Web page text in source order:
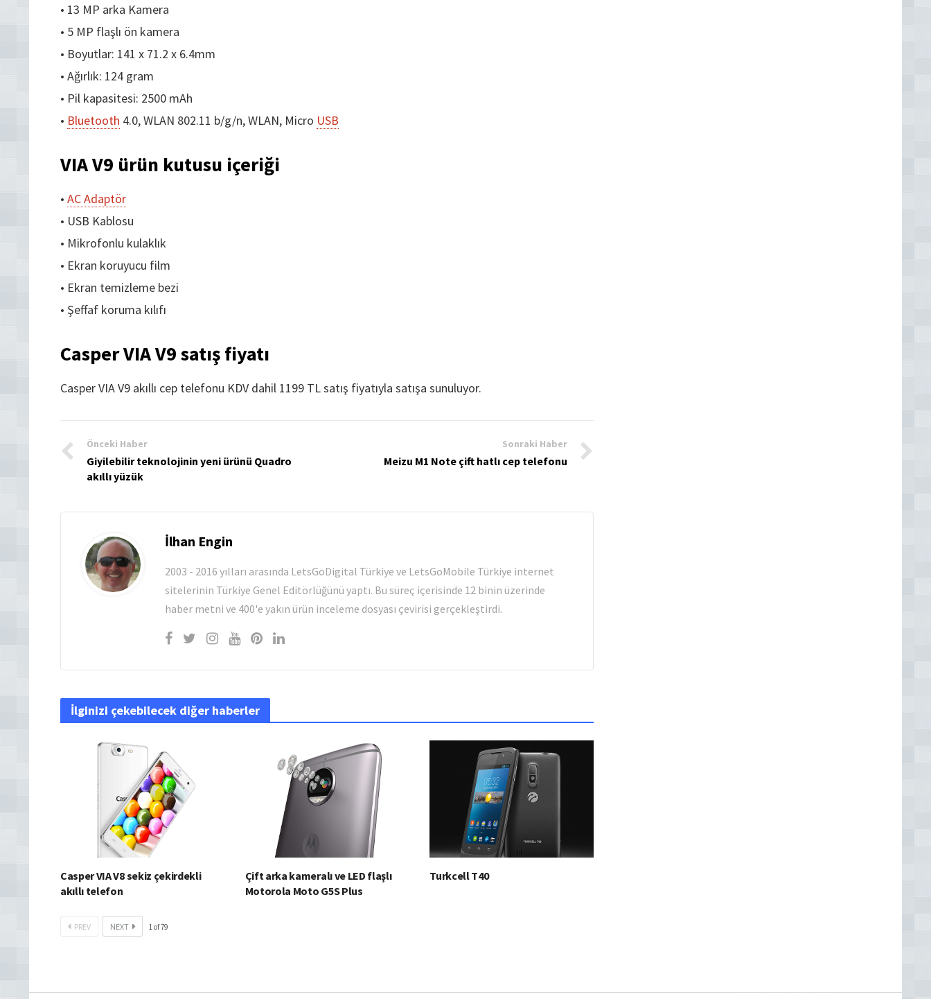
• 13 MP arka Kamera
• 5 MP flaşlı ön kamera
• Boyutlar: 141 x 71.2 x 6.4mm
• Ağırlık: 124 gram
• Pil kapasitesi: 2500 mAh
• Bluetooth 4.0, WLAN 802.11 b/g/n, WLAN, Micro USB
VIA V9 ürün kutusu içeriği
• AC Adaptör
• USB Kablosu
• Mikrofonlu kulaklık
• Ekran koruyucu film
• Ekran temizleme bezi
• Şeffaf koruma kılıfı
Casper VIA V9 satış fiyatı
Casper VIA V9 akıllı cep telefonu KDV dahil 1199 TL satış fiyatıyla satışa sunuluyor.
Önceki Haber
Giyilebilir teknolojinin yeni ürünü Quadro
akıllı yüzük
Sonraki Haber
Meizu M1 Note çift hatlı cep telefonu
İlhan Engin
2003 - 2016 yılları arasında LetsGoDigital Türkiye ve LetsGoMobile Türkiye internet
sitelerinin Türkiye Genel Editörlüğünü yaptı. Bu süreç içerisinde 12 binin üzerinde
haber metni ve 400'e yakın ürün inceleme dosyası çevirisi gerçekleştirdi.
İlginizi çekebilecek diğer haberler
Casper VIA V8 sekiz çekirdekli
akıllı telefon
Çift arka kameralı ve LED flaşlı
Motorola Moto G5S Plus
Turkcell T40
PREV NEXT 1of79